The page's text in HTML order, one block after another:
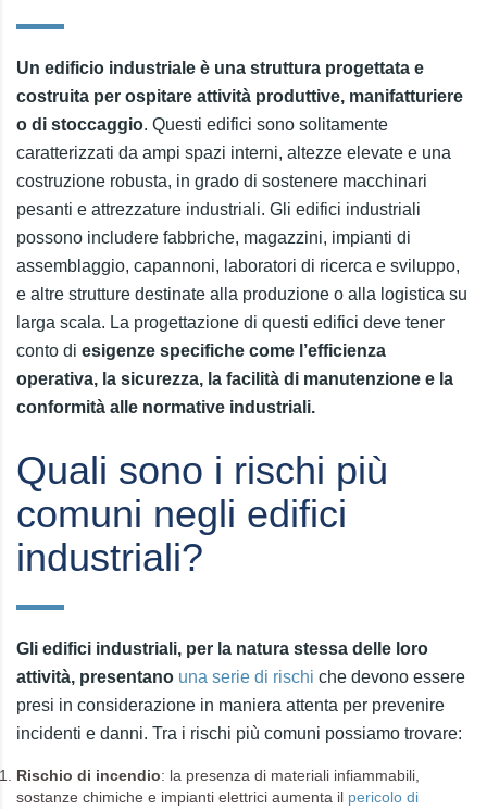
Un edificio industriale è una struttura progettata e
costruita per ospitare attività produttive, manifatturiere
o di stoccaggio. Questi edifici sono solitamente
caratterizzati da ampi spazi interni, altezze elevate e una
costruzione robusta, in grado di sostenere macchinari
pesanti e attrezzature industriali. Gli edifici industriali
possono includere fabbriche, magazzini, impianti di
assemblaggio, capannoni, laboratori di ricerca e sviluppo,
e altre strutture destinate alla produzione o alla logistica su
larga scala. La progettazione di questi edifici deve tener
conto di esigenze specifiche come l’efficienza
operativa, la sicurezza, la facilità di manutenzione e la
conformità alle normative industriali.
Quali sono i rischi più
comuni negli edifici
industriali?
Gli edifici industriali, per la natura stessa delle loro
attività, presentano una serie di rischi che devono essere
presi in considerazione in maniera attenta per prevenire
incidenti e danni. Tra i rischi più comuni possiamo trovare:
Rischio di incendio: la presenza di materiali infiammabili,
sostanze chimiche e impianti elettrici aumenta il pericolo di